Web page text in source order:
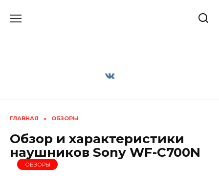
ГЛАВНАЯ » ОБЗОРЫ
Обзор и характеристики
наушников Sony WF-C700N
ОБЗОРЫ